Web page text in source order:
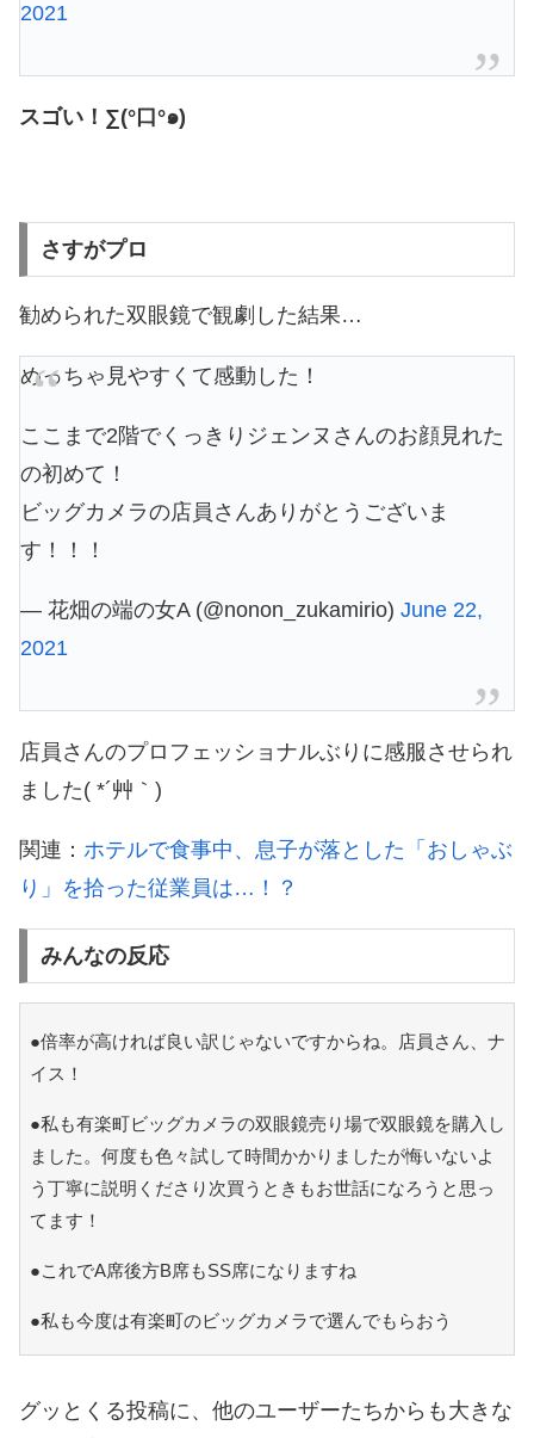
2021
スゴい！∑(°口°๑)
さすがプロ
勧められた双眼鏡で観劇した結果…
めっちゃ見やすくて感動した！
ここまで2階でくっきりジェンヌさんのお顔見れた
の初めて！
ビッグカメラの店員さんありがとうございま
す！！！
— 花畑の端の女A (@nonon_zukamirio) June 22,
2021
店員さんのプロフェッショナルぶりに感服させられ
ました( *´艸｀)
関連： ホテルで食事中、息子が落とした「おしゃぶ
り」を拾った従業員は…！？
みんなの反応
●倍率が高ければ良い訳じゃないですからね。店員さん、ナ
イス！
●私も有楽町ビッグカメラの双眼鏡売り場で双眼鏡を購入し
ました。何度も色々試して時間かかりましたが悔いないよ
う丁寧に説明くださり次買うときもお世話になろうと思っ
てます！
●これでA席後方B席もSS席になりますね
●私も今度は有楽町のビッグカメラで選んでもらおう
グッとくる投稿に、他のユーザーたちからも大きな